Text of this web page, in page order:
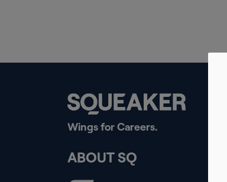
Wings for Careers.
ABOUT SQ